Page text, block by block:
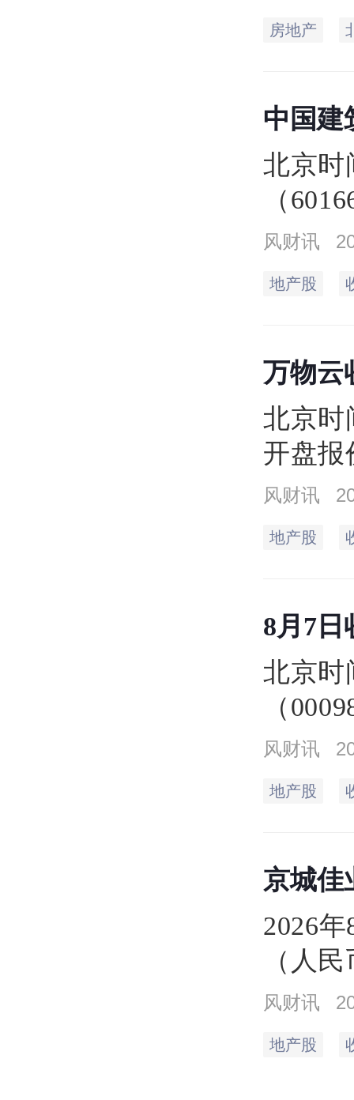
方面7
房地产
中国建
北京时
（
同）
收盘
风财讯
地产股
万物云
万手
北京时
开盘报
14.9元
元，
风财讯
地产股
8月7日
北京时
（
同）
收盘
风财讯
地产股
京城佳
万手
2026
（人
平。当
元，
风财讯
地产股